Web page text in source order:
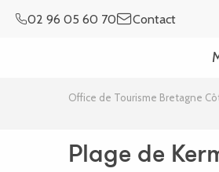
02 96 05 60 70 Contact
Office de Tourisme Bretagne
Plage de